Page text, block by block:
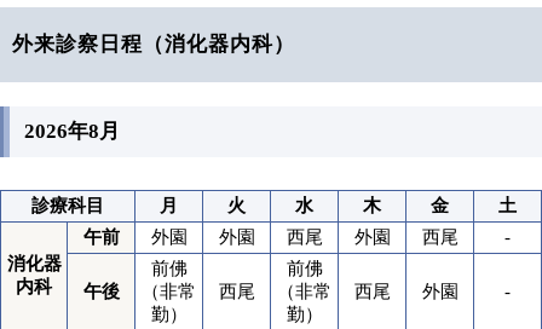
外来診察日程（消化器内科）
2026年8月
診療科目 月 火 水 木 金 土
消化器
内科
午前 外園 外園 西尾 外園 西尾 -
午後
前佛
（非常
勤）
西尾
前佛
（非常
勤）
西尾 外園 -